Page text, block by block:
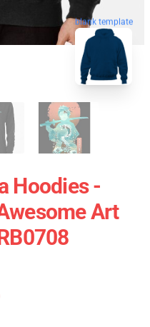
blank template
Hoodies -
Art